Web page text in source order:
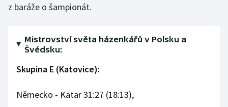
Rychlostní kanoistika
Short track
z baráže o šampionát.
Mistrovství světa házenkářů v Polsku a
Švédsku:
Skupina E (Katovice):
Německo - Katar 31:27 (18:13),